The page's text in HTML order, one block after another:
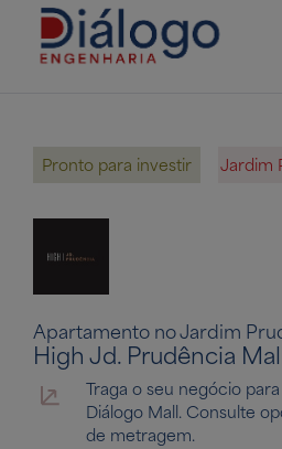
Pronto para investir Jardim
Apartamento no Jardim
High Jd. Prudência
Traga o seu negócio
Diálogo Mall. Consulte
de metragem.